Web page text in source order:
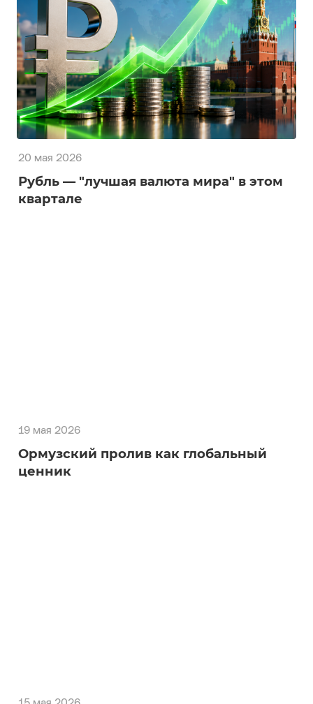
20 мая 2026
Рубль — "лучшая валюта мира" в этом
квартале
19 мая 2026
Ормузский пролив как глобальный
ценник